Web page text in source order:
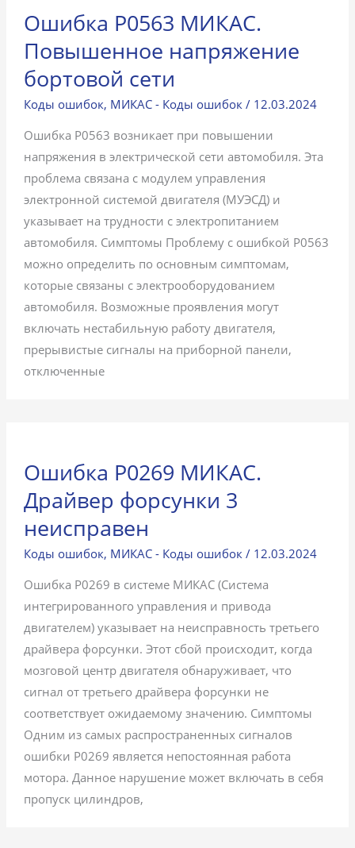
Ошибка P0563 МИКАС.
Повышенное напряжение
бортовой сети
Коды ошибок, МИКАС - Коды ошибок/ 12.03.2024
Ошибка P0563 возникает при повышении
напряжения в электрической сети автомобиля. Эта
проблема связана с модулем управления
электронной системой двигателя (МУЭСД) и
указывает на трудности с электропитанием
автомобиля. Симптомы Проблему с ошибкой P0563
можно определить по основным симптомам,
которые связаны с электрооборудованием
автомобиля. Возможные проявления могут
включать нестабильную работу двигателя,
прерывистые сигналы на приборной панели,
отключенные
Ошибка P0269 МИКАС.
Драйвер форсунки 3
неисправен
Коды ошибок, МИКАС - Коды ошибок/ 12.03.2024
Ошибка P0269 в системе МИКАС (Система
интегрированного управления и привода
двигателем) указывает на неисправность третьего
драйвера форсунки. Этот сбой происходит, когда
мозговой центр двигателя обнаруживает, что
сигнал от третьего драйвера форсунки не
соответствует ожидаемому значению. Симптомы
Одним из самых распространенных сигналов
ошибки P0269 является непостоянная работа
мотора. Данное нарушение может включать в себя
пропуск цилиндров,